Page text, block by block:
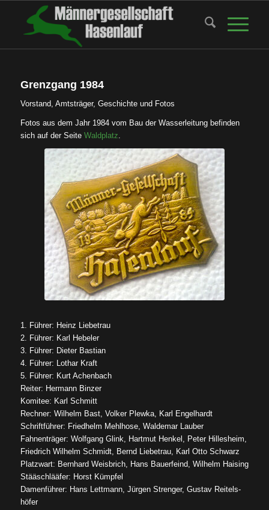
Grenzgang 1984
Vor­stand, Amts­trä­ger, Geschich­te und Fotos
Fotos aus dem Jahr 1984 vom Bau der Was­ser­lei­tung befin­den
sich auf der Sei­te Wald­platz.
1. Füh­rer: Heinz Lie­be­trau
2. Füh­rer: Karl Hebe­ler
3. Füh­rer: Die­ter Bas­ti­an
4. Füh­rer: Lothar Kraft
5. Füh­rer: Kurt Achen­bach
Rei­ter: Her­mann Bin­zer
Komi­tee: Karl Schmitt
Rech­ner: Wil­helm Bast, Vol­ker Plew­ka, Karl Engel­hardt
Schrift­füh­rer: Fried­helm Mehl­ho­se, Wal­de­mar Lau­ber
Fah­nen­trä­ger: Wolf­gang Glink, Hart­mut Hen­kel, Peter Hil­le­sheim,
Fried­rich Wil­helm Schmidt, Bernd Lie­be­trau, Karl Otto Schwarz
Platz­wart: Bern­hard Weis­brich, Hans Bau­er­feind, Wil­helm Hai­sing
Stää­schlää­fer: Horst Kümpf­el
Damen­füh­rer: Hans Lett­mann, Jür­gen Stren­ger, Gus­tav Rei­tels­
hö­fer